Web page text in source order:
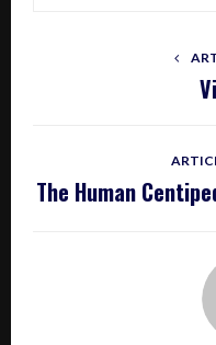
The Human